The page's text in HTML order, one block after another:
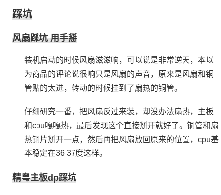
踩坑
风扇踩坑 用手掰
装机启动的时候风扇滋滋响，可以说是非常逆天，本以
为商品的评论说很响只是风扇的声音，原来是风扇和铜
管贴的太进，转动的时候挂到了扇热的铜管。
仔细研究一番，把风扇反过来装，却没办法扇热，主板
和cpu嘎嘎热，最后发现这个直接掰开就好了。铜管和扇
热铜片掰开一点，然后再把风扇放回原来的位置，cpu基
本稳定在36 37度这样。
精粤主板dp踩坑